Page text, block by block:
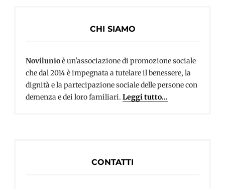
CHI SIAMO
Novilunioè un'associazione di promozione sociale
che dal 2014 è impegnata a tutelare il benessere, la
dignità e la partecipazione sociale delle persone con
demenza e dei loro familiari. Leggi tutto...
CONTATTI